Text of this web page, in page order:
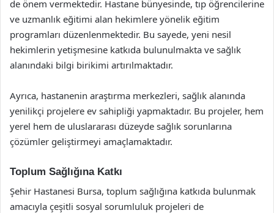
de önem vermektedir. Hastane bünyesinde, tıp öğrencilerine
ve uzmanlık eğitimi alan hekimlere yönelik eğitim
programları düzenlenmektedir. Bu sayede, yeni nesil
hekimlerin yetişmesine katkıda bulunulmakta ve sağlık
alanındaki bilgi birikimi artırılmaktadır.
Ayrıca, hastanenin araştırma merkezleri, sağlık alanında
yenilikçi projelere ev sahipliği yapmaktadır. Bu projeler, hem
yerel hem de uluslararası düzeyde sağlık sorunlarına
çözümler geliştirmeyi amaçlamaktadır.
Toplum Sağlığına Katkı
Şehir Hastanesi Bursa, toplum sağlığına katkıda bulunmak
amacıyla çeşitli sosyal sorumluluk projeleri de